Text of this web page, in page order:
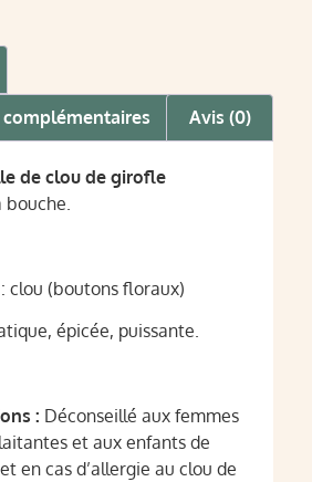
Avis (0)
de clou de girofle
bouche.
: clou (boutons floraux)
épicée, puissante.
: Déconseillé aux femmes
et aux enfants de
en cas d’allergie au clou de